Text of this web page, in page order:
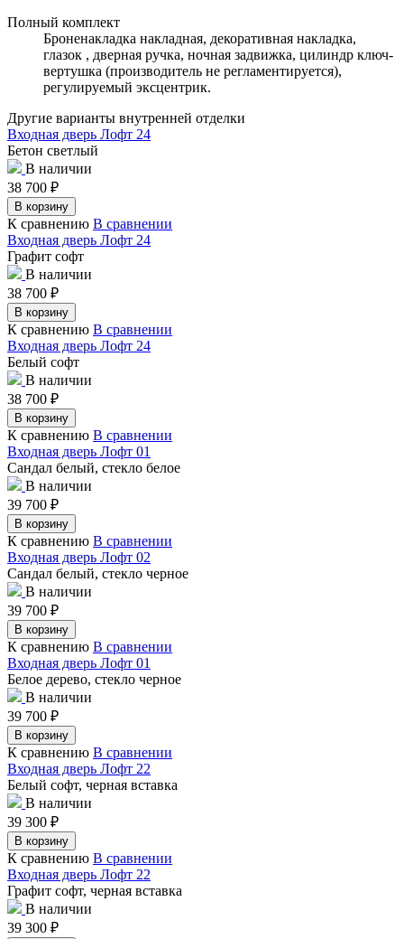
Полный комплект
Броненакладка накладная, декоративная накладка,
глазок , дверная ручка, ночная задвижка, цилиндр ключ-
вертушка (производитель не регламентируется),
регулируемый эксцентрик.
Другие варианты внутренней отделки
Входная дверь Лофт 24
Бетон светлый
В наличии
38 700 ₽
В корзину
К сравнению В сравнении
Входная дверь Лофт 24
Графит софт
В наличии
38 700 ₽
В корзину
К сравнению В сравнении
Входная дверь Лофт 24
Белый софт
В наличии
38 700 ₽
В корзину
К сравнению В сравнении
Входная дверь Лофт 01
Сандал белый, стекло белое
В наличии
39 700 ₽
В корзину
К сравнению В сравнении
Входная дверь Лофт 02
Сандал белый, стекло черное
В наличии
39 700 ₽
В корзину
К сравнению В сравнении
Входная дверь Лофт 01
Белое дерево, стекло черное
В наличии
39 700 ₽
В корзину
К сравнению В сравнении
Входная дверь Лофт 22
Белый софт, черная вставка
В наличии
39 300 ₽
В корзину
К сравнению В сравнении
Входная дверь Лофт 22
Графит софт, черная вставка
В наличии
39 300 ₽